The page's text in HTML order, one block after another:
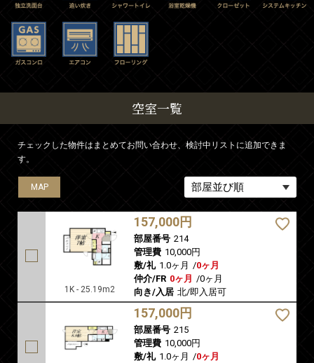
空室一覧
チェックした物件はまとめてお問い合わせ、検討中リストに追加できま
す。
MAP
1K - 25.19m2
157,000円
部屋番号 214
管理費 10,000円
敷/礼 1.0ヶ月 /0ヶ月
仲介/FR 0ヶ月 /0ヶ月
向き/入居 北/即入居可
MAP
157,000円
部屋番号 215
管理費 10,000円
敷/礼 1.0ヶ月 /0ヶ月
MAP
MAP
MAP